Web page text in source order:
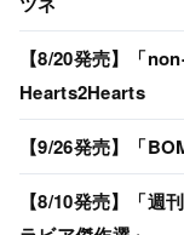
【8/20発売】「
Hearts2Hearts
【9/26発売】「
【8/10発売】「週